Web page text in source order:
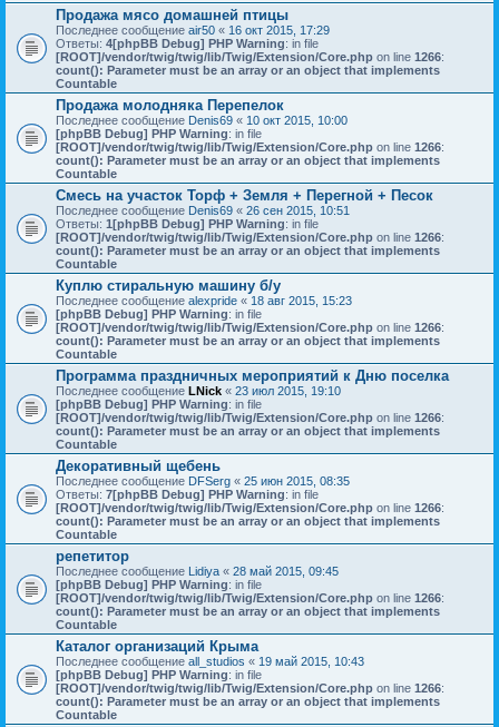
Продажа мясо домашней птицы
Последнее сообщение air50 « 16 окт 2015, 17:29
Ответы: 4[phpBB Debug] PHP Warning: in file
[ROOT]/vendor/twig/twig/lib/Twig/Extension/Core.php on line 1266:
count(): Parameter must be an array or an object that implements
Countable
Продажа молодняка Перепелок
Последнее сообщение Denis69 « 10 окт 2015, 10:00
[phpBB Debug] PHP Warning: in file
[ROOT]/vendor/twig/twig/lib/Twig/Extension/Core.php on line 1266:
count(): Parameter must be an array or an object that implements
Countable
Смесь на участок Торф + Земля + Перегной + Песок
Последнее сообщение Denis69 « 26 сен 2015, 10:51
Ответы: 1[phpBB Debug] PHP Warning: in file
[ROOT]/vendor/twig/twig/lib/Twig/Extension/Core.php on line 1266:
count(): Parameter must be an array or an object that implements
Countable
Куплю стиральную машину б/у
Последнее сообщение alexpride « 18 авг 2015, 15:23
[phpBB Debug] PHP Warning: in file
[ROOT]/vendor/twig/twig/lib/Twig/Extension/Core.php on line 1266:
count(): Parameter must be an array or an object that implements
Countable
Программа праздничных мероприятий к Дню поселка
Последнее сообщение LNick « 23 июл 2015, 19:10
[phpBB Debug] PHP Warning: in file
[ROOT]/vendor/twig/twig/lib/Twig/Extension/Core.php on line 1266:
count(): Parameter must be an array or an object that implements
Countable
Декоративный щебень
Последнее сообщение DFSerg « 25 июн 2015, 08:35
Ответы: 7[phpBB Debug] PHP Warning: in file
[ROOT]/vendor/twig/twig/lib/Twig/Extension/Core.php on line 1266:
count(): Parameter must be an array or an object that implements
Countable
репетитор
Последнее сообщение Lidiya « 28 май 2015, 09:45
[phpBB Debug] PHP Warning: in file
[ROOT]/vendor/twig/twig/lib/Twig/Extension/Core.php on line 1266:
count(): Parameter must be an array or an object that implements
Countable
Каталог организаций Крыма
Последнее сообщение all_studios « 19 май 2015, 10:43
[phpBB Debug] PHP Warning: in file
[ROOT]/vendor/twig/twig/lib/Twig/Extension/Core.php on line 1266:
count(): Parameter must be an array or an object that implements
Countable